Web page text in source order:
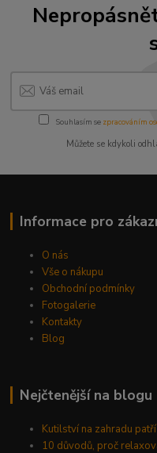
Souhlasím se zpracováním
Můžete se kdykoli
Informace pro
O nás
Vše o nákupu
Obchodní podmínky
Fotogalerie
Kontakty
Blog
Nejčtenější na blogu
Kutilství na zahradu patří
10 důvodů, proč